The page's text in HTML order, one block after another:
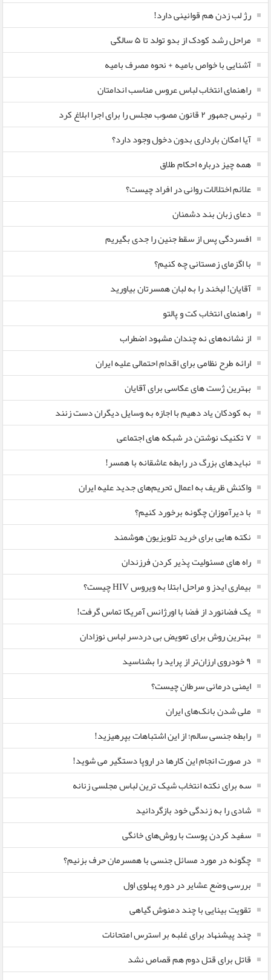
رژ لب زدن هم قوانینی دارد!
مراحل رشد کودک از بدو تولد تا ۵ سالگی
آشنایی با خواص بامیه + نحوه مصرف بامیه
راهنمای انتخاب لباس عروس مناسب اندامتان
رئیس جمهور ۲ قانون مصوب مجلس را برای اجرا ابلاغ کرد
آیا امکان بارداری بدون دخول وجود دارد؟
همه چیز درباره احکام طلاق
علائم اختلالات روانی در افراد چیست؟
دعای زبان بند دشمنان
افسردگی پس از سقط جنین را جدی بگیریم
با اگزمای زمستانی چه کنیم؟
آقایان! لبخند را به لبان همسرتان بیاورید
راهنمای انتخاب کت و پالتو
از نشانه‌های نه چندان مشهود اضطراب
ارائه طرح نظامی برای اقدام احتمالی علیه ایران
بهترین ژست های عکاسی برای آقایان
به کودکان یاد دهیم با اجازه به وسایل دیگران دست زنند
۷ تکنیک نوشتن در شبکه های اجتماعی
نبایدهای بزرگ در رابطه عاشقانه با همسر!
واکنش ظریف به اعمال تحریم‌های جدید علیه ایران
با دیرآموزان چگونه برخورد کنیم؟
نکته هایی برای خرید تلویزیون هوشمند
راه های مسئولیت پذیر کردن فرزندان
بیماری ایدز و مراحل ابتلا به ویروس HIV چیست؟
یک فضانورد از فضا با اورژانس آمریکا تماس گرفت!
بهترین روش برای تعویض بی دردسر لباس نوزادان
٩ خودروی ارزان‌تر از پراید را بشناسید
ایمنی درمانی سرطان چیست؟
ملی شدن بانک‌های ایران
رابطه جنسی سالم؛ از این اشتباهات بپرهیزید!
در صورت انجام این کارها در اروپا دستگیر می شوید!
سه برای نکته انتخاب شیک ترین لباس مجلسی زنانه
شادی را به زندگی خود بازگردانید
سفید کردن پوست با روش‌های خانگی
چگونه در مورد مسائل جنسی با همسرمان حرف بزنیم؟
بررسی وضع عشایر در دوره پهلوی اول
تقویت بینایی با چند دمنوش گیاهی
چند پیشنهاد برای غلبه بر استرس امتحانات
قاتل برای قتل دوم هم قصاص نشد